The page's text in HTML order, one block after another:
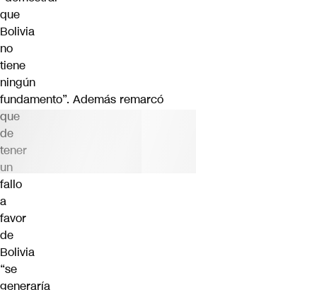
que
Bolivia
no
tiene
ningún
fundamento”. Además remarcó
que
de
tener
un
fallo
a
favor
de
Bolivia
“se
generaría